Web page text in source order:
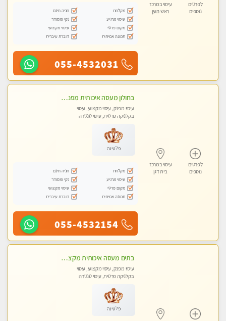
לפרטים
נוספים
עיסוי במרכז
ראש העין
מקלחת
חניה חינם
עיסוי מרגיע
נקי ומסודר
מקום פרטי
עיסוי מקצועי
תמונה אמיתית
דוברת עיברית
055-4532031
לפרטים
נוספים
עיסוי במרכז
בית דגן
בחולון מעסה איכותית מפנקת ומקצועית
עיסוי מפנק, עיסוי מקצועי, עיסוי
בקלניקה פרטית, עיסוי טנטרה
פלטינה
מקלחת
חניה חינם
עיסוי מרגיע
נקי ומסודר
מקום פרטי
עיסוי מקצועי
תמונה אמיתית
דוברת עיברית
055-4532154
בתים מעסה איכותית מקצועית ומפנקת מאוד חדשה בת-ים מעסה צעירה ואלופה לעיסוי מפנק מומלץ מאוד ....פרטי!!
עיסוי מפנק, עיסוי מקצועי, עיסוי
בקלניקה פרטית, עיסוי טנטרה
פלטינה